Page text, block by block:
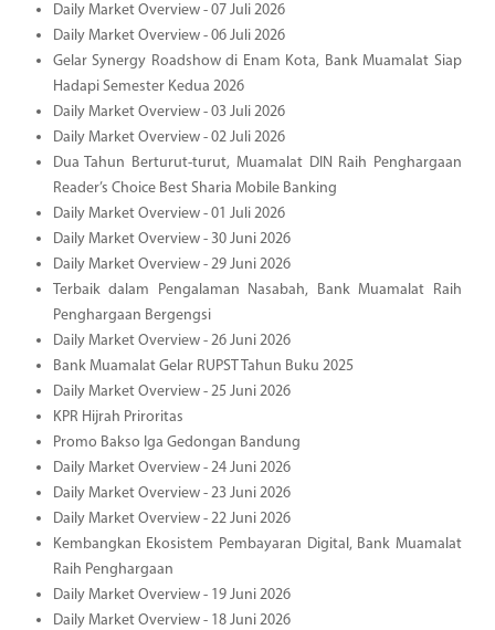
Daily Market Overview - 07 Juli 2026
Daily Market Overview - 06 Juli 2026
Gelar Synergy Roadshow di Enam Kota, Bank Muamalat Siap
Hadapi Semester Kedua 2026
Daily Market Overview - 03 Juli 2026
Daily Market Overview - 02 Juli 2026
Dua Tahun Berturut-turut, Muamalat DIN Raih Penghargaan
Reader’s Choice Best Sharia Mobile Banking
Daily Market Overview - 01 Juli 2026
Daily Market Overview - 30 Juni 2026
Daily Market Overview - 29 Juni 2026
Terbaik dalam Pengalaman Nasabah, Bank Muamalat Raih
Penghargaan Bergengsi
Daily Market Overview - 26 Juni 2026
Bank Muamalat Gelar RUPST Tahun Buku 2025
Daily Market Overview - 25 Juni 2026
KPR Hijrah Priroritas
Promo Bakso Iga Gedongan Bandung
Daily Market Overview - 24 Juni 2026
Daily Market Overview - 23 Juni 2026
Daily Market Overview - 22 Juni 2026
Kembangkan Ekosistem Pembayaran Digital, Bank Muamalat
Raih Penghargaan
Daily Market Overview - 19 Juni 2026
Daily Market Overview - 18 Juni 2026